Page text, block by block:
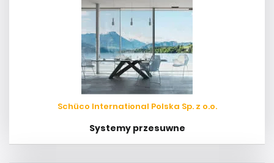
Schüco International Polska Sp. z o.o.
Systemy przesuwne